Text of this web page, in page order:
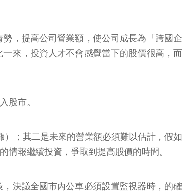
，提高公司營業額，使公司成長為「跨國企
來，投資人才不會感覺當下的股價很高，而
股市。
；其二是未來的營業額必須難以估計，假如
報繼續投資，爭取到提高股價的時間。
決議全國市內公車必須設置監視器時，的確